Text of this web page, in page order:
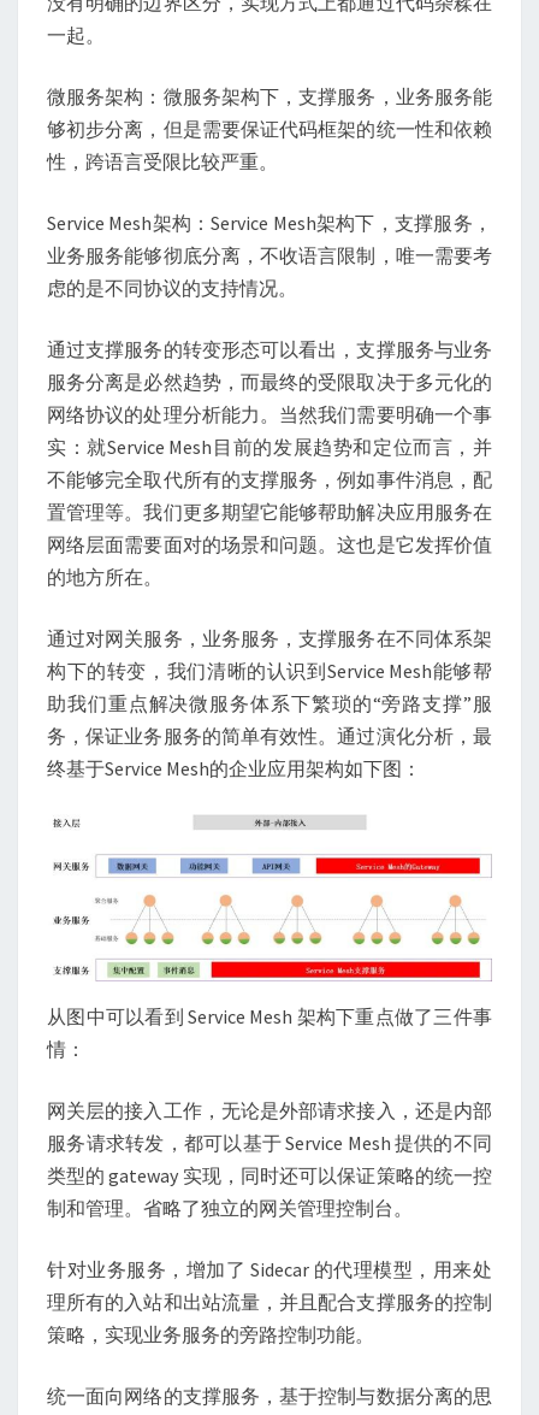
一起。
微服务架构：微服务架构下，支撑服务，业务服务能
够初步分离，但是需要保证代码框架的统一性和依赖
性，跨语言受限比较严重。
Service Mesh架构：Service Mesh架构下，支撑服务，
业务服务能够彻底分离，不收语言限制，唯一需要考
虑的是不同协议的支持情况。
通过支撑服务的转变形态可以看出，支撑服务与业务
服务分离是必然趋势，而最终的受限取决于多元化的
网络协议的处理分析能力。当然我们需要明确一个事
实：就Service Mesh目前的发展趋势和定位而言，并
不能够完全取代所有的支撑服务，例如事件消息，配
置管理等。我们更多期望它能够帮助解决应用服务在
网络层面需要面对的场景和问题。这也是它发挥价值
的地方所在。
通过对网关服务，业务服务，支撑服务在不同体系架
构下的转变，我们清晰的认识到Service Mesh能够帮
助我们重点解决微服务体系下繁琐的“旁路支撑”服
务，保证业务服务的简单有效性。通过演化分析，最
终基于Service Mesh的企业应用架构如下图：
从图中可以看到 Service Mesh 架构下重点做了三件事
情：
网关层的接入工作，无论是外部请求接入，还是内部
服务请求转发，都可以基于 Service Mesh 提供的不同
类型的 gateway 实现，同时还可以保证策略的统一控
制和管理。省略了独立的网关管理控制台。
针对业务服务，增加了 Sidecar 的代理模型，用来处
理所有的入站和出站流量，并且配合支撑服务的控制
策略，实现业务服务的旁路控制功能。
统一面向网络的支撑服务，基于控制与数据分离的思